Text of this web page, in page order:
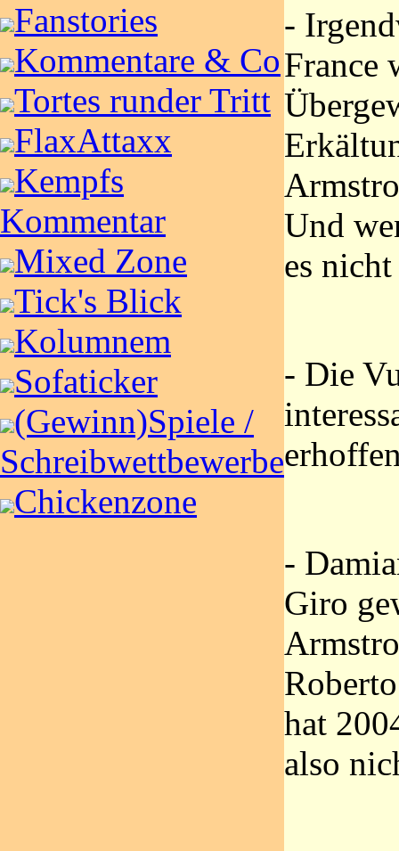
Fanstories
Kommentare & Co
Tortes runder Tritt
FlaxAttaxx
Kempfs
Kommentar
Mixed Zone
Tick's Blick
Kolumnem
Sofaticker
(Gewinn)Spiele /
Schreibwettbewerbe
Chickenzone
-
France
Und
es
- Die
-
Giro
hat
also